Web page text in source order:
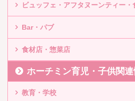
ビュッフェ・アフタヌーンティー・
Bar・パブ
食材店・惣菜店
ホーチミン育児・子供関
教育・学校